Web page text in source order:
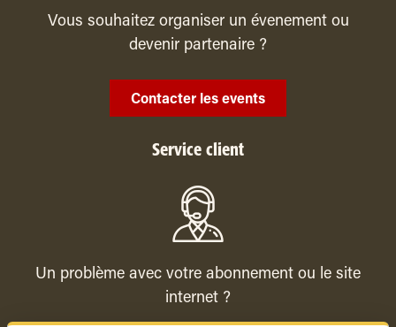
Vous souhaitez organiser un évenement ou
devenir partenaire ?
Contacter les events
Service client
Un problème avec votre abonnement ou le site
internet ?